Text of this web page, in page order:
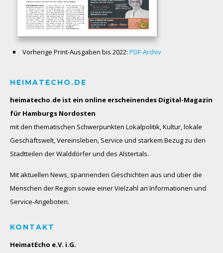
Vorherige Print-Ausgaben bis 2022: PDF-Archiv
HEIMATECHO.DE
heimatecho.de ist ein online erscheinendes Digital-Magazin
für Hamburgs Nordosten
mit den thematischen Schwerpunkten Lokalpolitik, Kultur, lokale
Geschäftswelt, Vereinsleben, Service und starkem Bezug zu den
Stadtteilen der Walddörfer und des Alstertals.
Mit aktuellen News, spannenden Geschichten aus und über die
Menschen der Region sowie einer Vielzahl an Informationen und
Service-Angeboten.
KONTAKT
HeimatEcho e.V. i.G.